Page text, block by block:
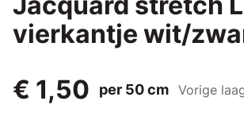
vierkantje wit/
€ 1,50
per 50 cm Vorige